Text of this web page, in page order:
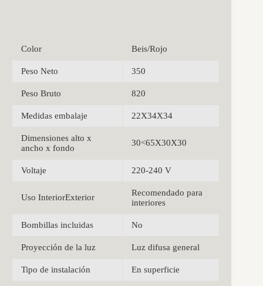
Color Beis/Rojo
Peso Neto 350
Peso Bruto 820
Medidas embalaje 22X34X34
Dimensiones alto x
ancho x fondo
30<65X30X30
Voltaje 220-240 V
Uso InteriorExterior
Recomendado para
interiores
Bombillas incluidas No
Proyección de la luz Luz difusa general
Tipo de instalación En superficie